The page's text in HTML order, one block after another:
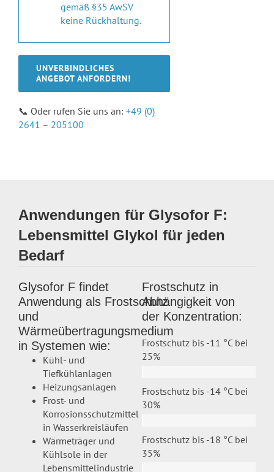
gemäß §35 AwSV
keine Rückhaltung.
UNVERBINDLICHES
ANGEBOT ANFORDERN!
📞 Oder rufen Sie uns an: +49 (0)
2641 – 205100
Anwendungen für Glysofor F:
Lebensmittel Glykol für jeden
Bedarf
Glysofor F findet
Anwendung als Frostschutz
und
Wärmeübertragungsmedium
in Systemen wie:
Kühl- und
Tiefkühlanlagen
Heizungsanlagen
Frost- und
Korrosionsschutzmittel
in Wasserkreisläufen
Wärmeträger und
Kühlsole in der
Lebensmittelindustrie
Frostschutz in
Abhängigkeit von
der Konzentration:
Frostschutz bis -11 °C bei
25%
Frostschutz bis -14 °C bei
30%
Frostschutz bis -18 °C bei
35%